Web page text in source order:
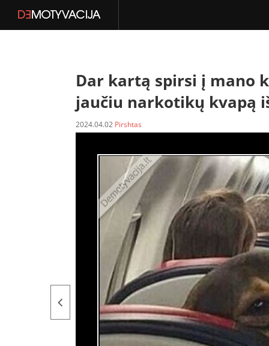
Dar kartą spirsi į mano
jaučiu narkotikų kvapą
2024.04.02 Pirshtas